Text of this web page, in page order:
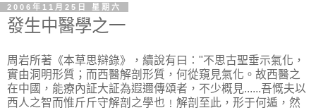
2006年11月25日 星期六
發生中醫學之一
周岩所著《本草思辯錄》，續說有曰："不思古聖垂示氣化，
實由洞明形質；而西醫解剖形質，何從窺見氣化。故西醫之
在中國，能療內証大証為遐邇傳頌者，不少概見......吾慨夫以
西人之智而惟斤斤守解剖之學也﹗解剖至此，形于何遁，然